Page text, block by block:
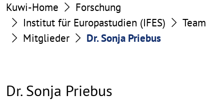
Kuwi-Home
Forschung
Institut für Europastudien (IFES)
Team
Mitglieder
Dr. Sonja Priebus
Dr. Sonja Priebus